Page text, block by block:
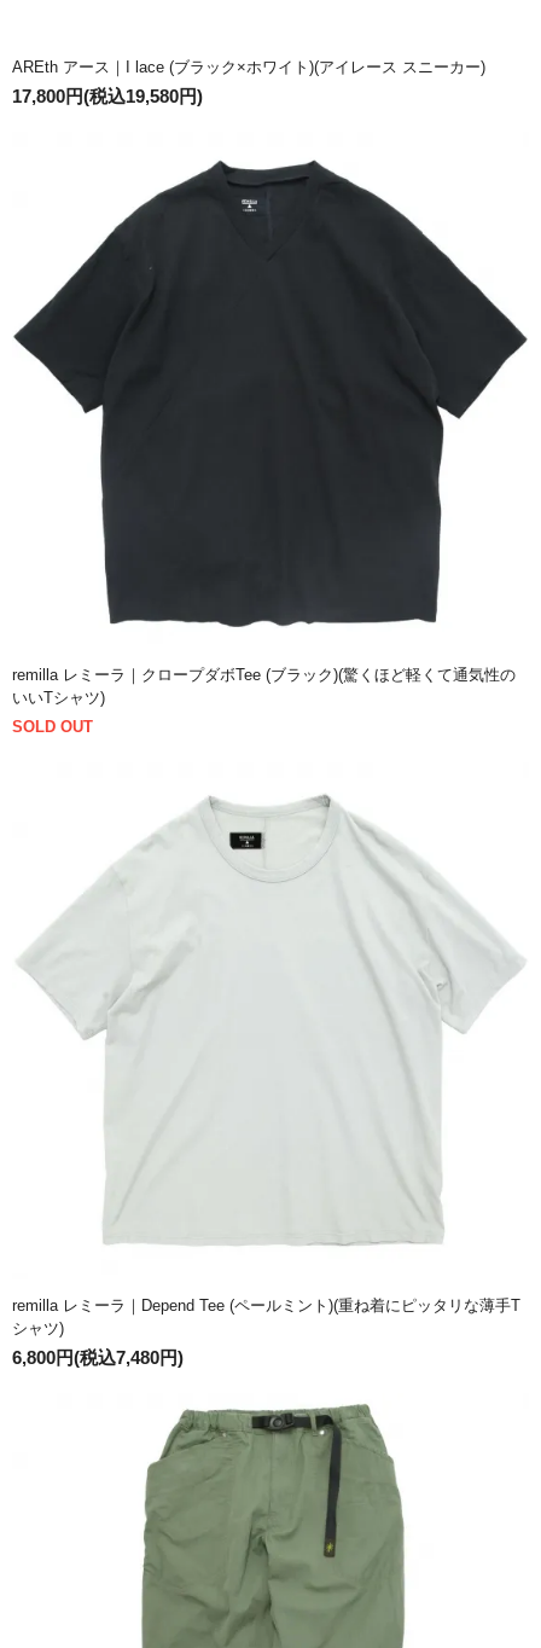
AREth アース｜I lace (ブラック×ホワイト)(アイレース スニーカー)
17,800円(税込19,580円)
remilla レミーラ｜クロープダボTee (ブラック)(驚くほど軽くて通気性の
いいTシャツ)
SOLD OUT
remilla レミーラ｜Depend Tee (ペールミント)(重ね着にピッタリな薄手T
シャツ)
6,800円(税込7,480円)